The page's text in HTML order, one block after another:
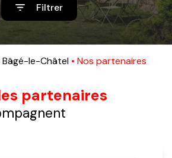
Filtrer
Bâgé-le-Châtel Nos partenaires
partenaires